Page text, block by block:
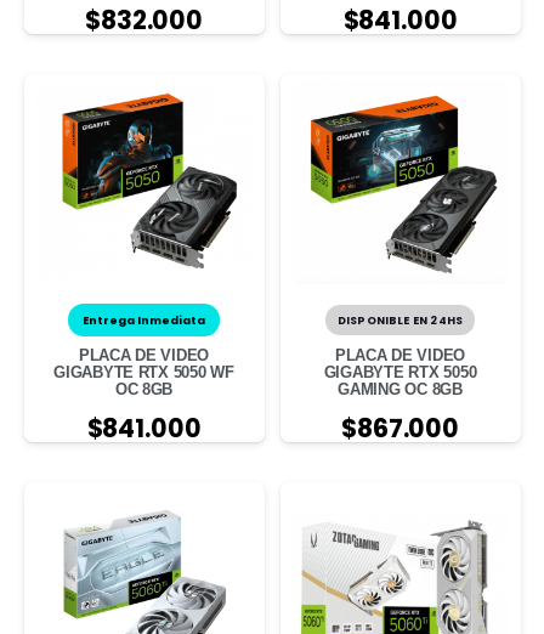
$832.000 $841.000
Entrega Inmediata
PLACA DE VIDEO
GIGABYTE RTX 5050 WF
OC 8GB
$841.000
DISPONIBLE EN 24HS
PLACA DE VIDEO
GIGABYTE RTX 5050
GAMING OC 8GB
$867.000